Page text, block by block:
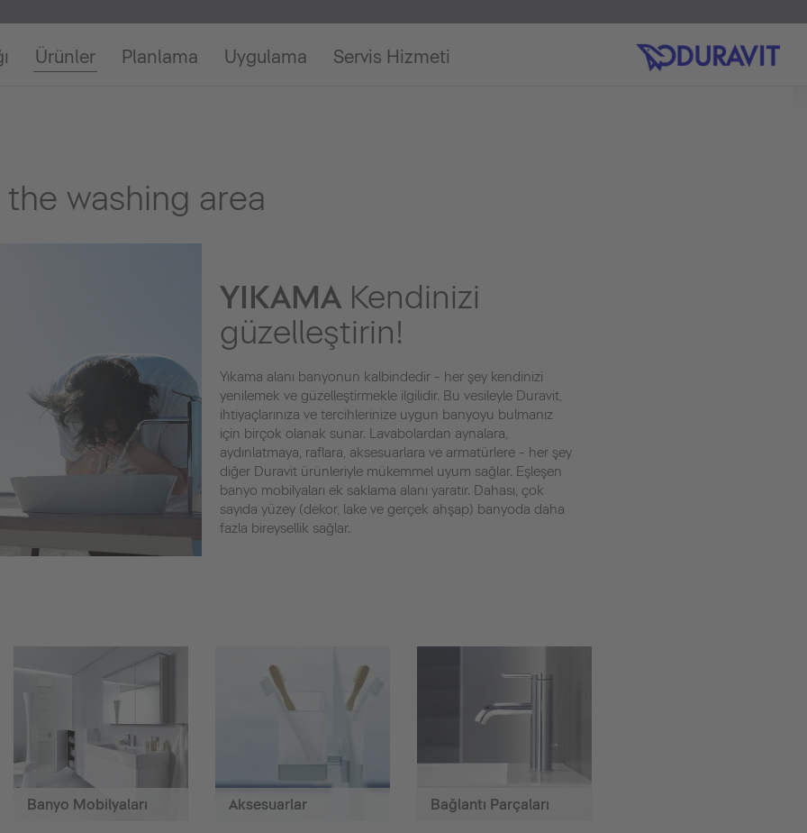
Ürünler Planlama Uygulama Servis Hizmeti
washing area
YIKAMA Kendinizi
güzelleştirin!
Yıkama alanı banyonun kalbindedir - her şey kendinizi
yenilemek ve güzelleştirmekle ilgilidir. Bu vesileyle Duravit,
ihtiyaçlarınıza ve tercihlerinize uygun banyoyu bulmanız
için birçok olanak sunar. Lavabolardan aynalara,
aydınlatmaya, raflara, aksesuarlara ve armatürlere - her şey
diğer Duravit ürünleriyle mükemmel uyum sağlar. Eşleşen
banyo mobilyaları ek saklama alanı yaratır. Dahası, çok
sayıda yüzey (dekor, lake ve gerçek ahşap) banyoda daha
fazla bireysellik sağlar.
Banyo Mobilyaları Aksesuarlar Bağlantı Parçaları